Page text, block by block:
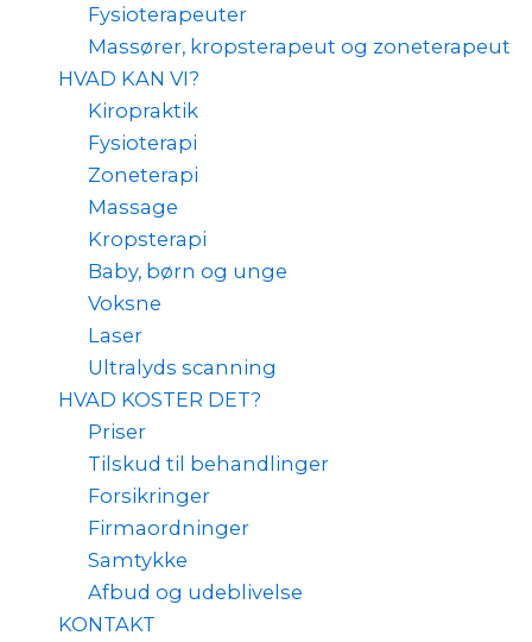
Fysioterapeuter
Massører, kropsterapeut og zoneterapeut
HVAD KAN VI?
Kiropraktik
Fysioterapi
Zoneterapi
Massage
Kropsterapi
Baby, børn og unge
Voksne
Laser
Ultralyds scanning
HVAD KOSTER DET?
Priser
Tilskud til behandlinger
Forsikringer
Firmaordninger
Samtykke
Afbud og udeblivelse
KONTAKT